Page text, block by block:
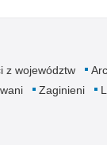
z województw
Zaginieni